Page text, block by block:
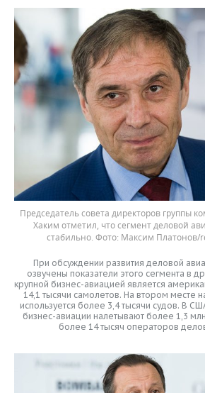
Председатель совета директоров группы
Хаким отметил, что сегмент деловой
стабильно.
Максим Платонов/
При обсуждении развития деловой
озвучены показатели этого сегмента в
крупной бизнес-авиацией является
14,1 тысячи самолетов. На втором месте
используется более 3,4 тысячи судов. В
бизнес-авиации налетывают более 1,3
более 14 тысяч операторов